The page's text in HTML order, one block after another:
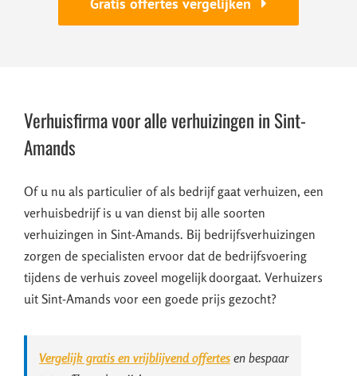
Verhuisfirma voor alle verhuizingen in Sint-
Amands
Of u nu als particulier of als bedrijf gaat verhuizen, een
verhuisbedrijf is u van dienst bij alle soorten
verhuizingen in Sint-Amands. Bij bedrijfsverhuizingen
zorgen de specialisten ervoor dat de bedrijfsvoering
tijdens de verhuis zoveel mogelijk doorgaat. Verhuizers
uit Sint-Amands voor een goede prijs gezocht?
Vergelijk gratis en vrijblijvend offertes en bespaar